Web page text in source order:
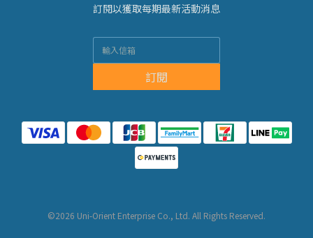
訂閱以獲取每期最新活動消息
訂閱
©2026 Uni-Orient Enterprise Co., Ltd. All Rights Reserved.